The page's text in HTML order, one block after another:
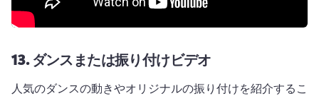
13.ダンスまたは振り付けビデオ
人気のダンスの動きやオリジナルの振り付けを紹介するこ